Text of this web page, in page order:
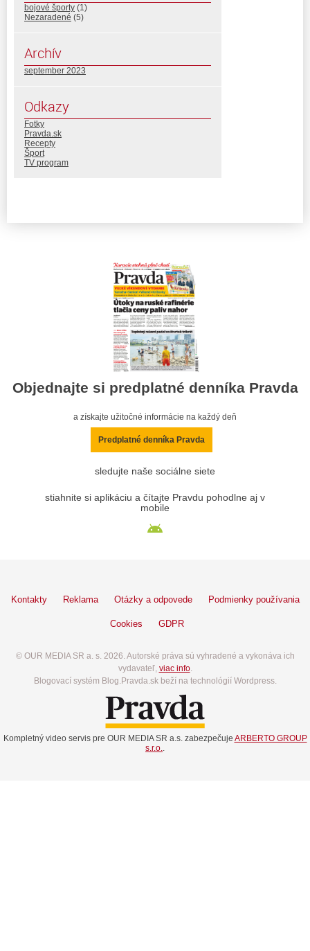
bojové športy (1)
Nezaradené (5)
Archív
september 2023
Odkazy
Fotky
Pravda.sk
Recepty
Šport
TV program
Objednajte si predplatné denníka Pravda
a získajte užitočné informácie na každý deň
Predplatné denníka Pravda
sledujte naše sociálne siete
stiahnite si aplikáciu a čítajte Pravdu pohodlne aj v
mobile
Kontakty Reklama Otázky a odpovede Podmienky používania
Cookies GDPR
© OUR MEDIA SR a. s. 2026. Autorské práva sú vyhradené a vykonáva ich
vydavateľ, viac info.
Blogovací systém Blog.Pravda.sk beží na technológií Wordpress.
Kompletný video servis pre OUR MEDIA SR a.s. zabezpečuje ARBERTO GROUP
s.r.o..